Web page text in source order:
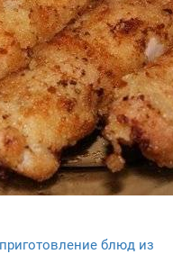
блюд из